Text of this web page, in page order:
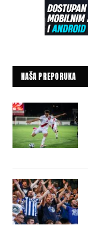
NAŠA PREPORUKA